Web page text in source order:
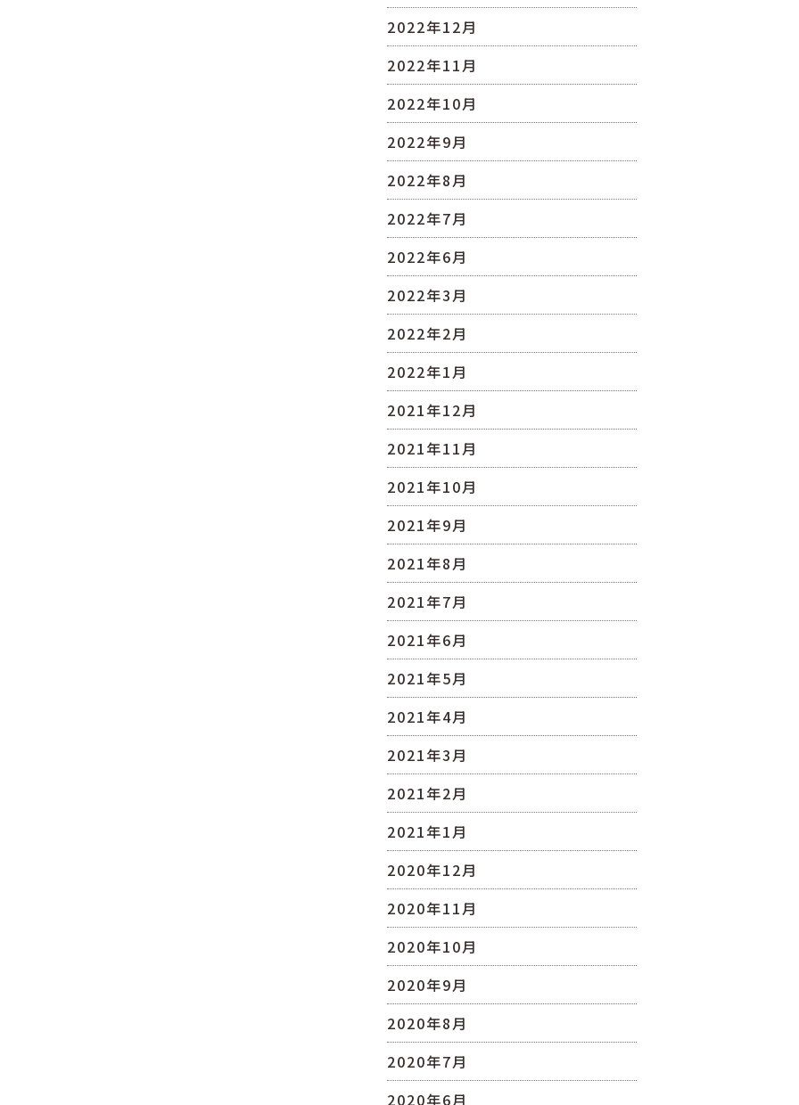
2022年12月
2022年11月
2022年10月
2022年9月
2022年8月
2022年7月
2022年6月
2022年3月
2022年2月
2022年1月
2021年12月
2021年11月
2021年10月
2021年9月
2021年8月
2021年7月
2021年6月
2021年5月
2021年4月
2021年3月
2021年2月
2021年1月
2020年12月
2020年11月
2020年10月
2020年9月
2020年8月
2020年7月
2020年6月